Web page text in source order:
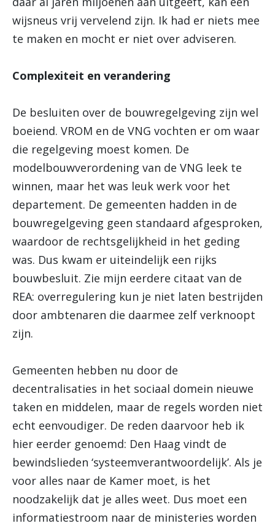
wijsneus vrij vervelend zijn. Ik had er niets mee
te maken en mocht er niet over adviseren.
Complexiteit en verandering
De besluiten over de bouwregelgeving zijn wel
boeiend. VROM en de VNG vochten er om waar
die regelgeving moest komen. De
modelbouwverordening van de VNG leek te
winnen, maar het was leuk werk voor het
departement. De gemeenten hadden in de
bouwregelgeving geen standaard afgesproken,
waardoor de rechtsgelijkheid in het geding
was. Dus kwam er uiteindelijk een rijks
bouwbesluit. Zie mijn eerdere citaat van de
REA: overregulering kun je niet laten bestrijden
door ambtenaren die daarmee zelf verknoopt
zijn.
Gemeenten hebben nu door de
decentralisaties in het sociaal domein nieuwe
taken en middelen, maar de regels worden niet
echt eenvoudiger. De reden daarvoor heb ik
hier eerder genoemd: Den Haag vindt de
bewindslieden ‘systeemverantwoordelijk’. Als je
voor alles naar de Kamer moet, is het
noodzakelijk dat je alles weet. Dus moet een
informatiestroom naar de ministeries worden